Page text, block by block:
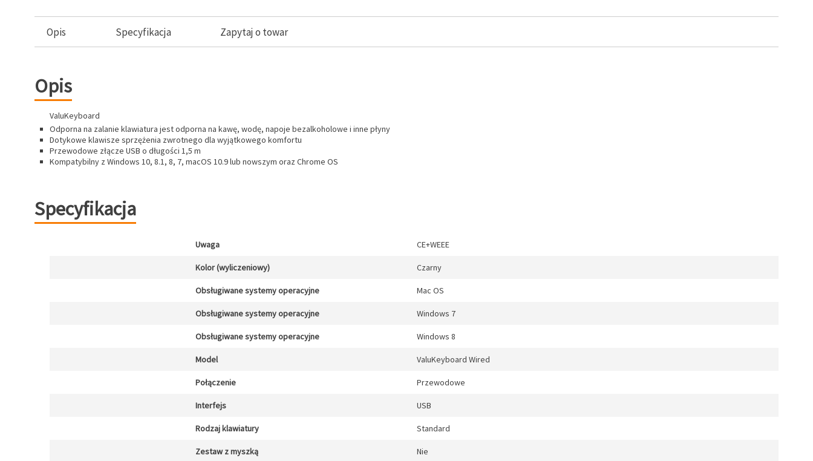
Opis Specyfikacja Zapytaj o towar
Opis
ValuKeyboard
Odporna na zalanie klawiatura jest odporna na kawę, wodę, napoje bezalkoholowe i inne płyny
Dotykowe klawisze sprzężenia zwrotnego dla wyjątkowego komfortu
Przewodowe złącze USB o długości 1,5 m
Kompatybilny z Windows 10, 8.1, 8, 7, macOS 10.9 lub nowszym oraz Chrome OS
Specyfikacja
Uwaga CE+WEEE
Kolor (wyliczeniowy) Czarny
Obsługiwane systemy operacyjne Mac OS
Obsługiwane systemy operacyjne Windows 7
Obsługiwane systemy operacyjne Windows 8
Model ValuKeyboard Wired
Połączenie Przewodowe
Interfejs USB
Rodzaj klawiatury Standard
Zestaw z myszką Nie